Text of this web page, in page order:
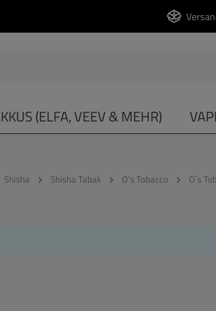
(ELFA, VEEV & MEHR)
Shisha Shisha Tabak O's Tobacco O`s